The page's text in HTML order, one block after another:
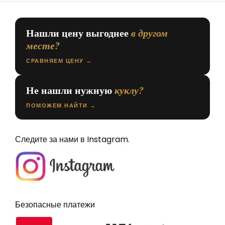
Нашли цену выгоднеев другом
месте?
СРАВНЯЕМ ЦЕНУ →
Не нашли нужнуюкуклу?
ПОМОЖЕМ НАЙТИ →
Следите за нами в Instagram.
Безопасные платежи